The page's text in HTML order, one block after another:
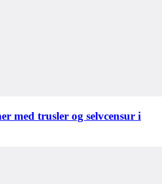
med trusler og selvcensur i